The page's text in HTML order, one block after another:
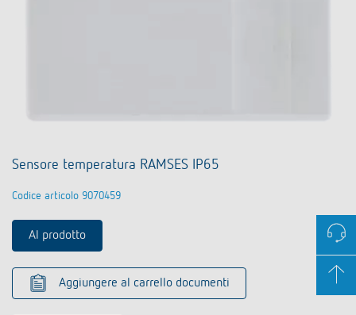
Sensore temperatura RAMSES IP65
Codice articolo 9070459
Al prodotto
Aggiungere al carrello documenti